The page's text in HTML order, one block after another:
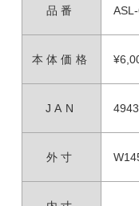
品番
本体価格
JAN
外寸